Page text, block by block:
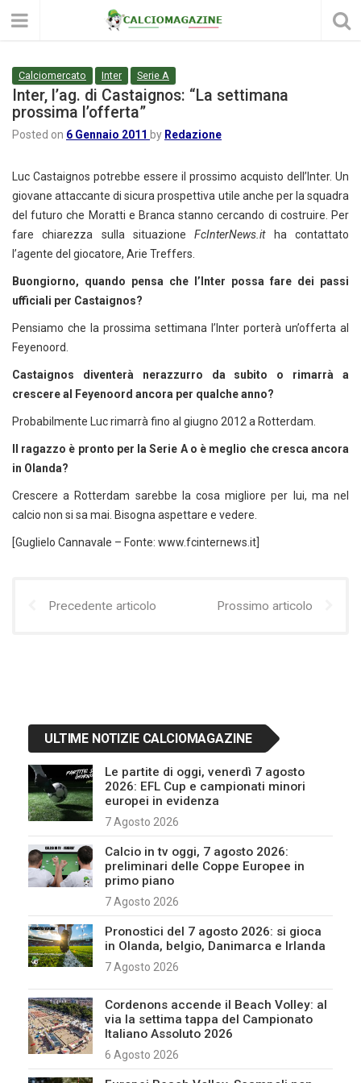
Calciomercato Inter Serie A
Inter, l’ag. di Castaignos: “La settimana
prossima l’offerta”
Posted on 6 Gennaio 2011 by Redazione
Luc Castaignos potrebbe essere il prossimo acquisto dell’Inter. Un
giovane attaccante di sicura prospettiva utile anche per la squadra
del futuro che Moratti e Branca stanno cercando di costruire. Per
fare chiarezza sulla situazioneFcInterNews.itha contattato
l’agente del giocatore, Arie Treffers.
Buongiorno, quando pensa che l’Inter possa fare dei passi
ufficiali per Castaignos?
Pensiamo che la prossima settimana l’Inter porterà un’offerta al
Feyenoord.
Castaignos diventerà nerazzurro da subito o rimarrà a
crescere al Feyenoord ancora per qualche anno?
Probabilmente Luc rimarrà fino al giugno 2012 a Rotterdam.
Il ragazzo è pronto per la Serie A o è meglio che cresca ancora
in Olanda?
Crescere a Rotterdam sarebbe la cosa migliore per lui, ma nel
calcio non si sa mai. Bisogna aspettare e vedere.
[Guglielo Cannavale – Fonte: www.fcinternews.it]
Precedente articolo Prossimo articolo
ULTIME NOTIZIE CALCIOMAGAZINE
Le partite di oggi, venerdì 7 agosto
2026: EFL Cup e campionati minori
europei in evidenza
7 Agosto 2026
Calcio in tv oggi, 7 agosto 2026:
preliminari delle Coppe Europee in
primo piano
7 Agosto 2026
Pronostici del 7 agosto 2026: si gioca
in Olanda, belgio, Danimarca e Irlanda
7 Agosto 2026
Cordenons accende il Beach Volley: al
via la settima tappa del Campionato
Italiano Assoluto 2026
6 Agosto 2026